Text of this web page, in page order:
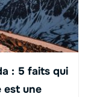
: 5 faits qui
est une